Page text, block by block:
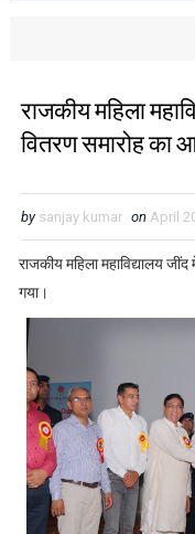
राजकीय महिला
वितरण समारोह का
by sanjay kumar on April
राजकीय महिला महाविद्यालय
गया।